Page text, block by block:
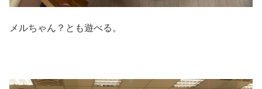
メルちゃん？とも遊べる。